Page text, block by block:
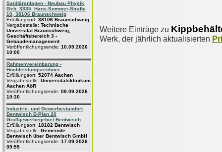
Sanitäranlagen - Neubau Physik,
Geb. 3335, Hans-Sommer-Straße
10, 38106 Braunschweig
Erfüllungsort: 38106 Braunschweig
Vergabestelle: Technische
Universität Braunschweig,
Geschäftsbereich 3 -
Gebäudemanagement
Veröffentlichungsende: 10.09.2026
10:00
Rahmenvereinbarung -
Hochleistungsrechner
Erfüllungsort: 52074 Aachen
Vergabestelle: Universitätsklinikum
Aachen AöR
Veröffentlichungsende: 08.09.2026
10:30
Industrie- und Gewerbestandort
Bentwisch B-Plan 20
Großgewerbegebiet Bentwisch
Erfüllungsort: 18182 Bentwisch
Vergabestelle: Gemeinde
Bentwisch über Bentwisch GmbH
Veröffentlichungsende: 17.09.2026
09:55
Weitere Einträge zu
Werk, der jährlich aktualisierten